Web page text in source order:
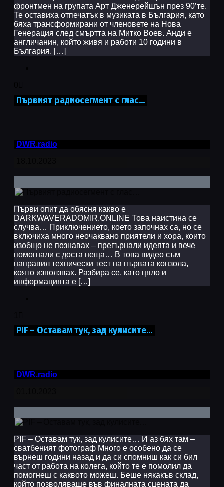
фронтмен на групата Арт Дженерейшън през 90’те.
Те оставиха отпечатък в музиката в България, като
бяха трансформирани от членовете на Нова
Генерация след смъртта на Митко Воев. Анди е
англичанин, който живя и работи 10 години в
България. […]
Първият радиосегмент с глас…
DWR.radio
Първи опит да обясня какво е
DARKWAVERADOMIR.ONLINE Това наистина се
случва… Приключението, което започнах са, но се
включиха много неочаквано приятели и хора, които
изобщо не познавах – прегърнали идеята и вече
помогнали с доста неща… В това видео съм
направил технически тест на първата конзола,
която използвах. Разбира се, като цяло и
информацията е […]
PIF – Оставам тук, зад кулисите…
DWR.radio
PIF – Оставам тук, зад кулисите… И аз бях там –
сватбеният фотограф Много е особено да се
върнеш години назад и да си спомниш как си бил
част от работа на колега, който те е помолил да
помогнеш с каквото можеш. Беше някакъв склад,
който позволяваше във финалната сцената да